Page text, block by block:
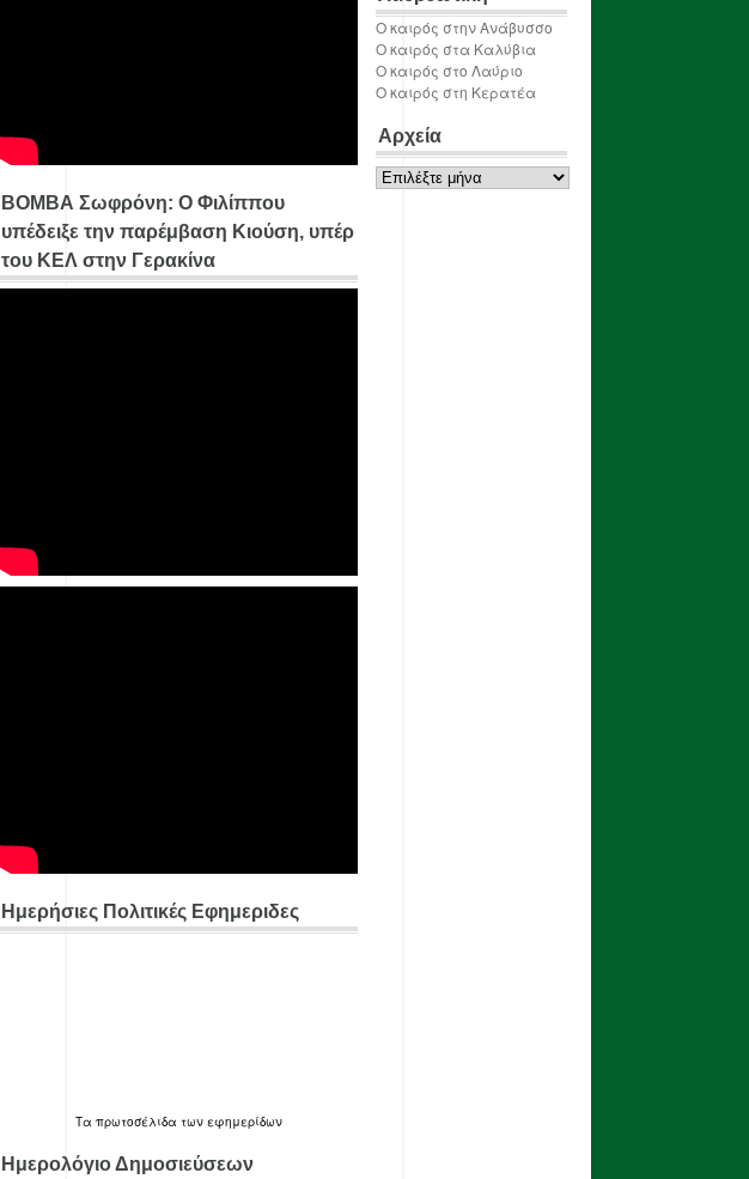
ΒΟΜΒΑ Σωφρόνη: Ο Φιλίππου
υπέδειξε την παρέμβαση Κιούση, υπέρ
του ΚΕΛ στην Γερακίνα
Ημερήσιες Πολιτικές Εφημεριδες
Τα πρωτοσέλιδα των εφημερίδων
Ημερολόγιο Δημοσιεύσεων
Ο καιρός στην Ανάβυσσο
Ο καιρός στα Καλύβια
Ο καιρός στο Λαύριο
Ο καιρός στη Κερατέα
Αρχεία
Αρχεία